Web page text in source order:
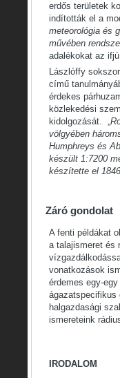
erdős területek
indították el a
meteorológia és
művében
adalékokat az
Lászlóffy
című
érdekes
közlekedési
kidolgozását. „
völgyében
Humphreys és
készült 1:7200
készítette el
Záró gondolat
A fenti példákat
a talajismeret és
vonatkozások
érdemes egy-
ágazatspecifikus
halgazdasági
ismereteink
IRODALOM